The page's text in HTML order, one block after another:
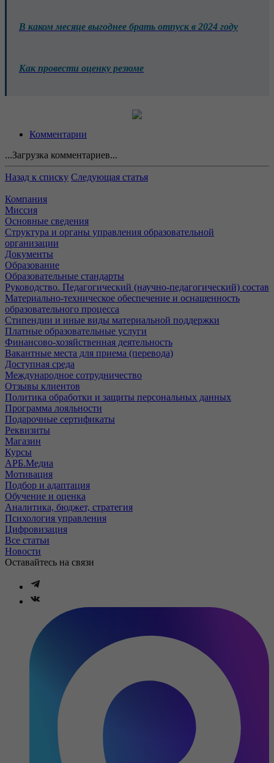
В каком месяце выгоднее брать отпуск в 2024 году
Как провести оценку резюме
Комментарии
...Загрузка комментариев...
Назад к списку Следующая статья
Компания
Миссия
Основные сведения
Структура и органы управления образовательной
организации
Документы
Образование
Образовательные стандарты
Руководство. Педагогический (научно-педагогический) состав
Материально-техническое обеспечение и оснащенность
образовательного процесса
Стипендии и иные виды материальной поддержки
Платные образовательные услуги
Финансово-хозяйственная деятельность
Вакантные места для приема (перевода)
Доступная среда
Международное сотрудничество
Отзывы клиентов
Политика обработки и защиты персональных данных
Программа лояльности
Подарочные сертификаты
Реквизиты
Магазин
Курсы
АРБ.Медиа
Мотивация
Подбор и адаптация
Обучение и оценка
Аналитика, бюджет, стратегия
Психология управления
Цифровизация
Все статьи
Новости
Оставайтесь на связи